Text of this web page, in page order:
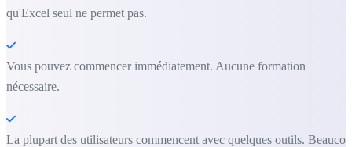
qu'Excel seul ne permet pas.
Vous pouvez commencer immédiatement. Aucune formation
nécessaire.
La plupart des utilisateurs commencent avec quelques outils.